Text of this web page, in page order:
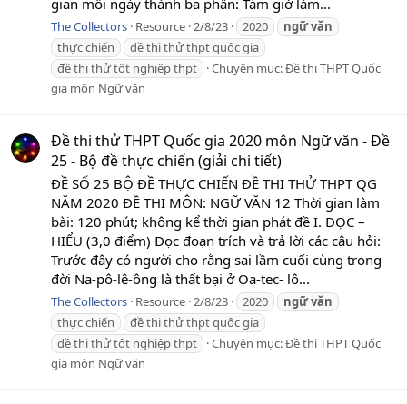
gian mỗi ngày thành ba phần: Tám giờ làm...
The Collectors Resource 2/8/23 2020 ngữvăn
thực chiến
đề thi thử thpt quốc gia
đề thi thử tốt nghiệp thpt
Chuyên mục:Đề thi THPT Quốc
gia môn Ngữ văn
Đề thi thử THPT Quốc gia 2020 môn Ngữ văn - Đề
25 - Bộ đề thực chiến (giải chi tiết)
ĐỀ SỐ 25 BỘ ĐỀ THỰC CHIẾN ĐỀ THI THỬ THPT QG
NĂM 2020 ĐỀ THI MÔN: NGỮ VĂN 12 Thời gian làm
bài: 120 phút; không kể thời gian phát đề I. ĐỌC –
HIỂU (3,0 điểm) Đọc đoạn trích và trả lời các câu hỏi:
Trước đây có người cho rằng sai lầm cuối cùng trong
đời Na-pô-lê-ông là thất bại ở Oa-tec- lô...
The Collectors Resource 2/8/23 2020 ngữvăn
thực chiến
đề thi thử thpt quốc gia
đề thi thử tốt nghiệp thpt
Chuyên mục:Đề thi THPT Quốc
gia môn Ngữ văn